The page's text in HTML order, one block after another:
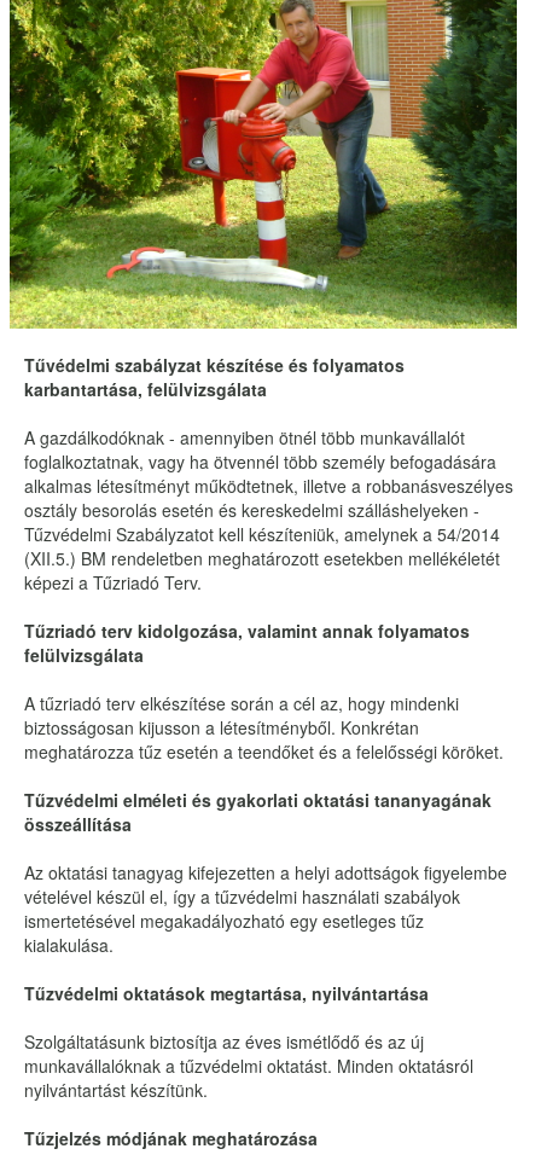
Tűvédelmi szabályzat készítése és folyamatos
karbantartása, felülvizsgálata
A gazdálkodóknak - amennyiben ötnél több munkavállalót
foglalkoztatnak, vagy ha ötvennél több személy befogadására
alkalmas létesítményt működtetnek, illetve a robbanásveszélyes
osztály besorolás esetén és kereskedelmi szálláshelyeken -
Tűzvédelmi Szabályzatot kell készíteniük, amelynek a 54/2014
(XII.5.) BM rendeletben meghatározott esetekben mellékéletét
képezi a Tűzriadó Terv.
Tűzriadó terv kidolgozása, valamint annak folyamatos
felülvizsgálata
A tűzriadó terv elkészítése során a cél az, hogy mindenki
biztosságosan kijusson a létesítményből. Konkrétan
meghatározza tűz esetén a teendőket és a felelősségi köröket.
Tűzvédelmi elméleti és gyakorlati oktatási tananyagának
összeállítása
Az oktatási tanagyag kifejezetten a helyi adottságok figyelembe
vételével készül el, így a tűzvédelmi használati szabályok
ismertetésével megakadályozható egy esetleges tűz
kialakulása.
Tűzvédelmi oktatások megtartása, nyilvántartása
Szolgáltatásunk biztosítja az éves ismétlődő és az új
munkavállalóknak a tűzvédelmi oktatást. Minden oktatásról
nyilvántartást készítünk.
Tűzjelzés módjának meghatározása